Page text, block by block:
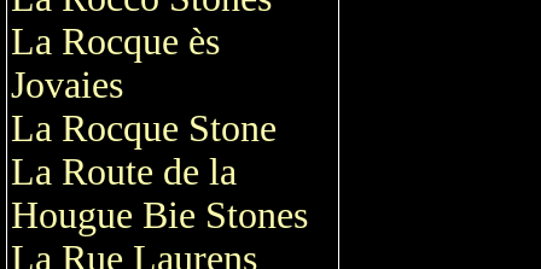
La Rocque ès
Jovaies
La Rocque Stone
La Route de la
Hougue Bie Stones
La Rue Laurens